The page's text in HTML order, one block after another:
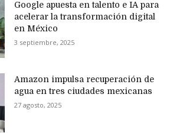
Google apuesta en talento e IA para
acelerar la transformación digital
en México
3 septiembre, 2025
Amazon impulsa recuperación de
agua en tres ciudades mexicanas
27 agosto, 2025